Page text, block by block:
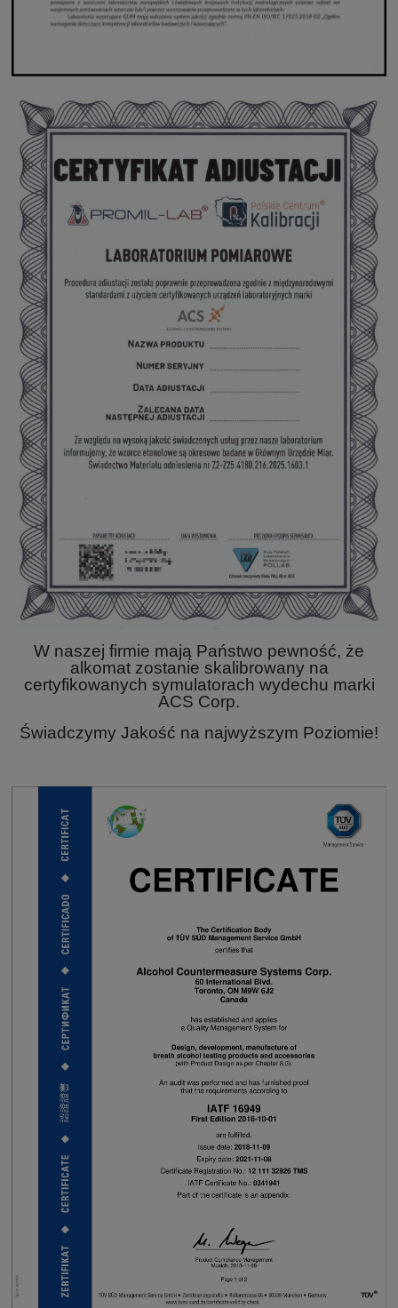
W naszej firmie mają Państwo pewność, że
alkomat zostanie skalibrowany na
certyfikowanych symulatorach wydechu marki
ACS Corp.
Świadczymy Jakość na najwyższym Poziomie!